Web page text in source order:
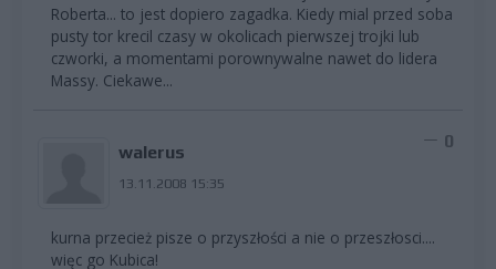
Roberta... to jest dopiero zagadka. Kiedy mial przed soba
pusty tor krecil czasy w okolicach pierwszej trojki lub
czworki, a momentami porownywalne nawet do lidera
Massy. Ciekawe...
walerus
13.11.2008 15:35
0
kurna przecież pisze o przyszłości a nie o przeszłosci....
więc go Kubica!